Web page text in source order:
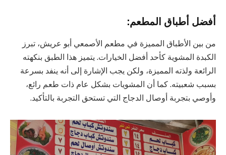
أفضل أطباق المطعم:
من بين الأطباق المميزة في مطعم الأصمعي أبو عريش، تبرز
الكبدة المشوية كأحد أفضل الخيارات. يتميز هذا الطبق بنكهته
الرائعة ولذته المميزة، ولكن يجب الإشارة إلى أنه ينفد بسرعة
بسبب شعبيته. كما أن المشويات بشكل عام ذات طعم رائع،
وأوصي بتجربة أوصال الدجاج التي تستحق التجربة بالتأكيد.